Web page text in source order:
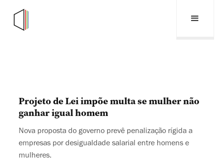
Projeto de Lei impõe multa se mulher não
ganhar igual homem
Nova proposta do governo prevê penalização rígida a
empresas por desigualdade salarial entre homens e
mulheres.